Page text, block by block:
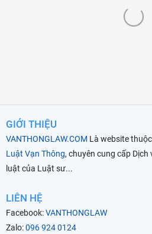
GIỚI THIỆU
VANTHONGLAW.COM Là website
Luật Vạn Thông, chuyên cung cấp
luật của Luật sư...
LIÊN HỆ
Facebook:VANTHONGLAW
Zalo:096 924 0124